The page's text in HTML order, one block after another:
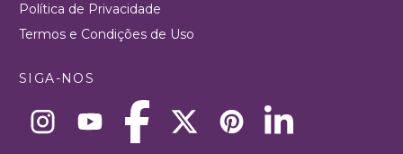
Política de Privacidade
Termos e Condições de Uso
SIGA-NOS